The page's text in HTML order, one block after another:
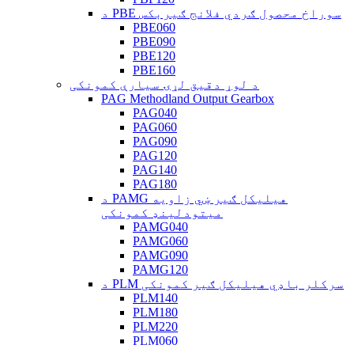
د PBE سوراخ محصول ګردي فلانج ګیربکس
PBE060
PBE090
PBE120
PBE160
د لوړ دقیق لړۍ سیارې کمونکی
PAG Methodland Output Gearbox
PAG040
PAG060
PAG090
PAG120
PAG140
PAG180
د PAMG هیلیکل ګیر ښي زاویه
میتودلینډ کمونکی
PAMG040
PAMG060
PAMG090
PAMG120
د PLM سرکلر باډي هیلیکل ګیر کمونکی
PLM140
PLM180
PLM220
PLM060